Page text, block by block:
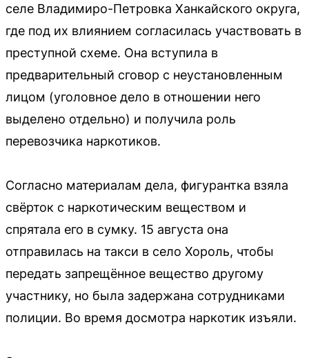
селе Владимиро-Петровка Ханкайского округа,
где под их влиянием согласилась участвовать в
преступной схеме. Она вступила в
предварительный сговор с неустановленным
лицом (уголовное дело в отношении него
выделено отдельно) и получила роль
перевозчика наркотиков.
Согласно материалам дела, фигурантка взяла
свёрток с наркотическим веществом и
спрятала его в сумку. 15 августа она
отправилась на такси в село Хороль, чтобы
передать запрещённое вещество другому
участнику, но была задержана сотрудниками
полиции. Во время досмотра наркотик изъяли.